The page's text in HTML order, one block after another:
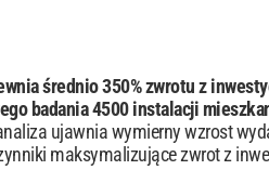
średnio 350% zwrotu z
badania 4500 instalacji
ujawnia wymierny wzrost
maksymalizujące zwrot z